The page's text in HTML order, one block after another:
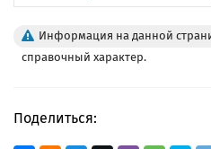
Информация на данной
справочный характер.
Поделиться: